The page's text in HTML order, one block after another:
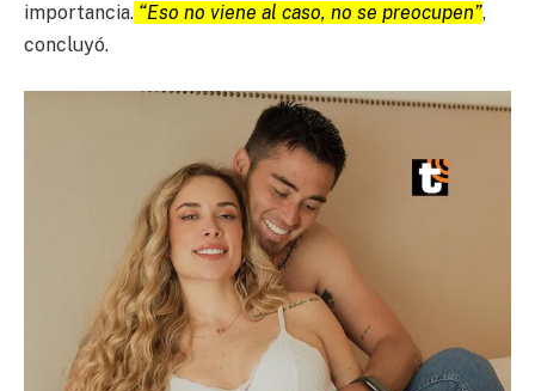
importancia. “Eso no viene al caso, no se preocupen”,
concluyó.